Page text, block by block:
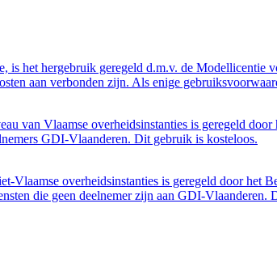
het hergebruik geregeld d.m.v. de Modellicentie
aan verbonden zijn. Als enige
van Vlaamse overheidsinstanties is geregeld
GDI-Vlaanderen. Dit gebruik is kosteloos.
Vlaamse overheidsinstanties is geregeld door het
die geen deelnemer zijn aan GDI-Vlaanderen.